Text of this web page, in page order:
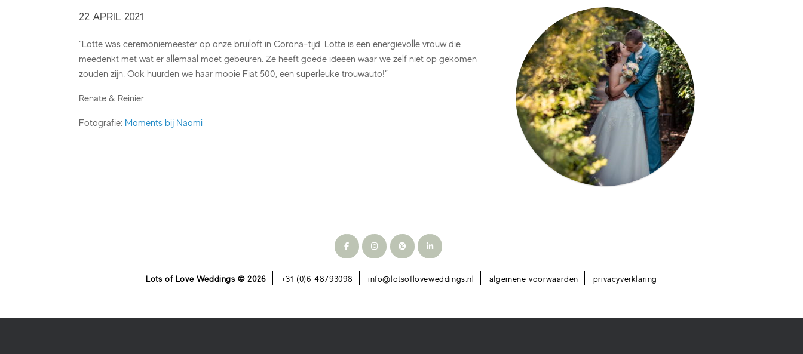
22 APRIL 2021
“Lotte was ceremoniemeester op onze bruiloft in Corona-tijd. Lotte is een energievolle vrouw die
meedenkt met wat er allemaal moet gebeuren. Ze heeft goede ideeën waar we zelf niet op gekomen
zouden zijn. Ook huurden we haar mooie Fiat 500, een superleuke trouwauto!”
Renate & Reinier
Fotografie: Moments bij Naomi
Lots of Love Weddings © 2026 +31 (0)6 48793098 info@lotsofloveweddings.nl algemene voorwaarden privacyverklaring